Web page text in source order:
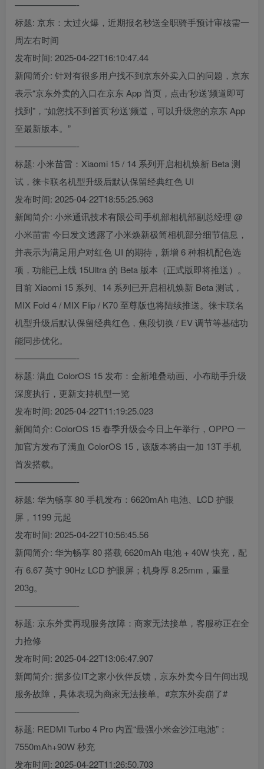
———————-
标题: 京东：太过火爆，近期报名秒送全职骑手预计审核需一
周左右时间
发布时间: 2025-04-22T16:10:47.44
新闻简介: 针对有很多用户找不到京东外卖入口的问题，京东
表示“京东外卖的入口在京东 App 首页，点击‘秒送’频道即可
找到”，“如您找不到首页‘秒送’频道，可以升级您的京东 App
至最新版本。”
———————-
标题: 小米苗雷：Xiaomi 15 / 14 系列开启相机焕新 Beta 测
试，徕卡联名机型升级后默认保留经典红色 UI
发布时间: 2025-04-22T18:55:25.963
新闻简介: 小米通讯技术有限公司手机部相机部副总经理 @
小米苗雷 今日发文透露了小米焕新极简相机部分细节信息，
并表示为满足用户对红色 UI 的期待，新增 6 种相机配色选
项，功能已上线 15Ultra 的 Beta 版本（正式版即将推送）。
目前 Xiaomi 15 系列、14 系列已开启相机焕新 Beta 测试，
MIX Fold 4 / MIX Flip / K70 至尊版也将陆续推送。徕卡联名
机型升级后默认保留经典红色，焦段切换 / EV 调节等基础功
能同步优化。
———————-
标题: 满血 ColorOS 15 发布：全新堆叠动画、小布助手升级
深度执行，更新支持机型一览
发布时间: 2025-04-22T11:19:25.023
新闻简介: ColorOS 15 春季升级会今日上午举行，OPPO 一
加官方发布了满血 ColorOS 15，该版本将由一加 13T 手机
首发搭载。
———————-
标题: 华为畅享 80 手机发布：6620mAh 电池、LCD 护眼
屏，1199 元起
发布时间: 2025-04-22T10:56:45.56
新闻简介: 华为畅享 80 搭载 6620mAh 电池 + 40W 快充，配
有 6.67 英寸 90Hz LCD 护眼屏；机身厚 8.25mm，重量
203g。
———————-
标题: 京东外卖再现服务故障：商家无法接单，客服称正在全
力抢修
发布时间: 2025-04-22T13:06:47.907
新闻简介: 据多位IT之家小伙伴反馈，京东外卖今日午间出现
服务故障，具体表现为商家无法接单。#京东外卖崩了#
———————-
标题: REDMI Turbo 4 Pro 内置“最强小米金沙江电池”：
7550mAh+90W 秒充
发布时间: 2025-04-22T11:26:50.703